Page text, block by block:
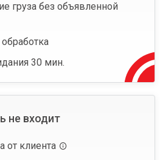
груза без объявленной
30 мин.
не входит
от клиента